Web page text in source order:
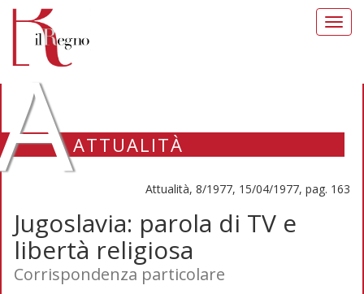
ATTUALITÀ
Attualità, 8/1977, 15/04/1977, pag. 163
Jugoslavia: parola di TV e
libertà religiosa
Corrispondenza particolare